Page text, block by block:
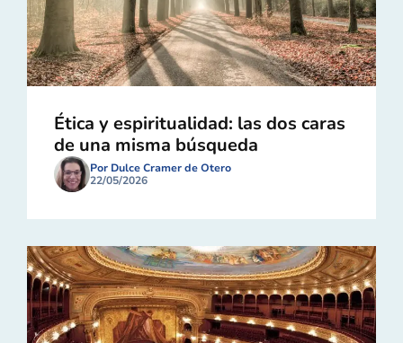
Ética y espiritualidad: las dos caras
de una misma búsqueda
Por Dulce Cramer de Otero
22/05/2026